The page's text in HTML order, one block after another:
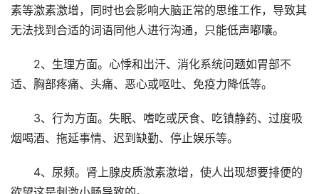
素等激素激增，同时也会影响大脑正常的思维工作，导致其
无法找到合适的词语同他人进行沟通，只能低声嘟囔。
2、生理方面。心悸和出汗、消化系统问题如胃部不
适、胸部疼痛、头痛、恶心或呕吐、免疫力降低等。
3、行为方面。失眠、嗜吃或厌食、吃镇静药、过度吸
烟喝酒、拖延事情、迟到缺勤、停止娱乐等。
4、尿频。肾上腺皮质激素激增，使人出现想要排便的